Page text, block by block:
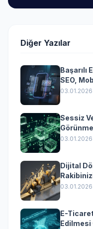
Diğer Yazılar
Başarılı
SEO,
03.01.2026
Sessiz
03.01.2026
Dijital
03.01.2026
E-
Edilmesi